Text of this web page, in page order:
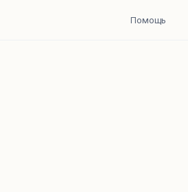
Помощь